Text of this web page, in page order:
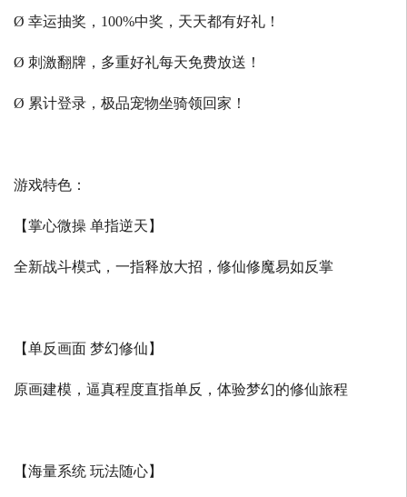
Ø 幸运抽奖，100%中奖，天天都有好礼！
Ø 刺激翻牌，多重好礼每天免费放送！
Ø 累计登录，极品宠物坐骑领回家！
游戏特色：
【掌心微操 单指逆天】
全新战斗模式，一指释放大招，修仙修魔易如反掌
【单反画面 梦幻修仙】
原画建模，逼真程度直指单反，体验梦幻的修仙旅程
【海量系统 玩法随心】